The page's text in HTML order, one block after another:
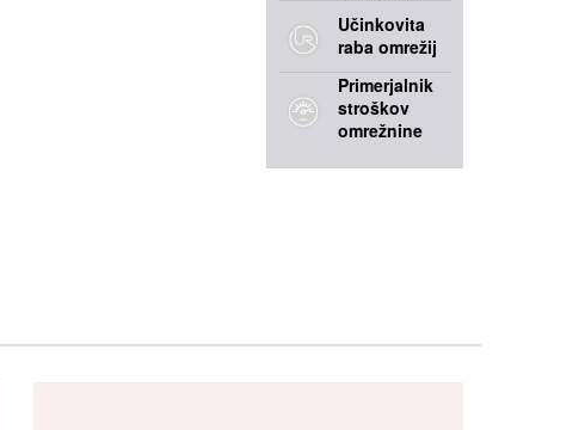
Učinkovita
raba omrežij
Primerjalnik
stroškov
omrežnine